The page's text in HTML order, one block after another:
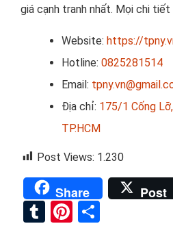
giá cạnh tranh nhất. Mọi chi tiết
Website: https://
Hotline: 0825281514
Email:
Địa chỉ: 175/1 Cống
TP.HCM
Post Views: 1.230
Share Post
TumblrPinterest